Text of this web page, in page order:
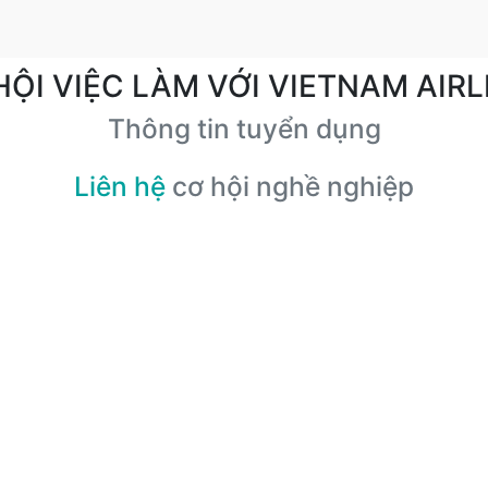
VIỆC LÀM VỚI VIETNAM
Thông tin tuyển dụng
Liên hệ cơ hội nghề nghiệp